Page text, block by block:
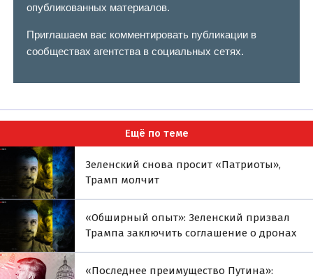
опубликованных материалов.
Приглашаем вас комментировать публикации в
сообществах агентства в социальных сетях.
Ещё по теме
Зеленский снова просит «Патриоты»,
Трамп молчит
«Обширный опыт»: Зеленский призвал
Трампа заключить соглашение о дронах
«Последнее преимущество Путина»: